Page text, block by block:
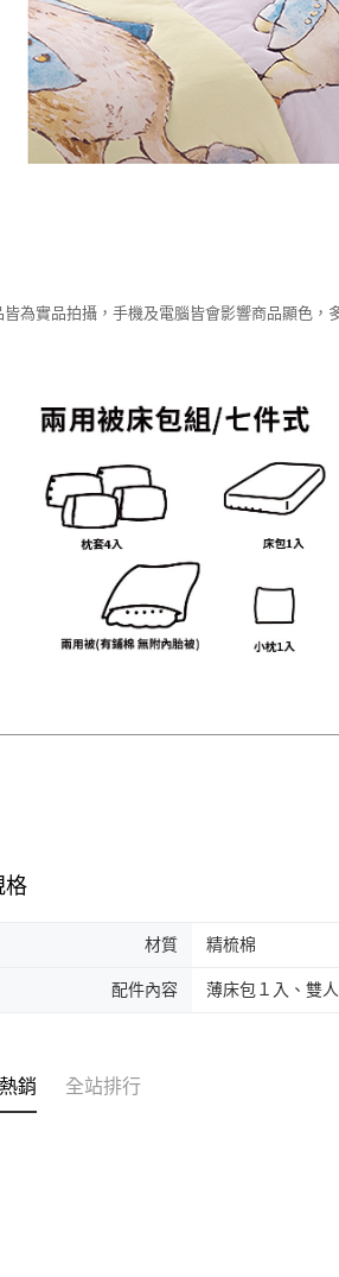
為實品拍攝，手機及電腦皆會影響商品顯色，
格
材質 精梳棉
配件內容 薄床包１入、雙
銷 全站排行